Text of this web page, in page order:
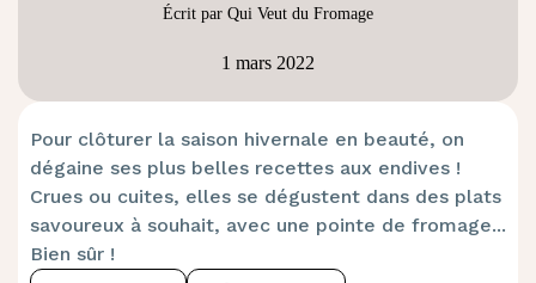
Écrit par Qui Veut du Fromage
1 mars 2022
Pour clôturer la saison hivernale en beauté, on
dégaine ses plus belles recettes aux endives !
Crues ou cuites, elles se dégustent dans des plats
savoureux à souhait, avec une pointe de fromage...
Bien sûr !